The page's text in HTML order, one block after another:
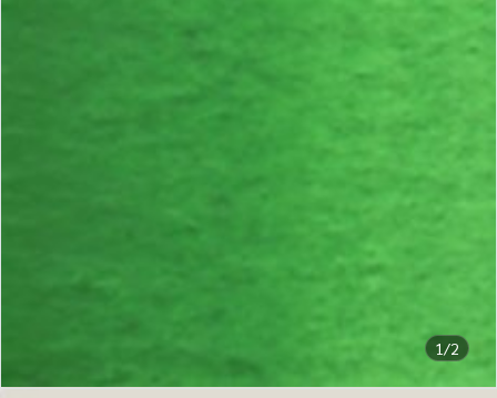
1/2